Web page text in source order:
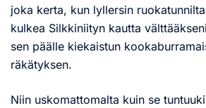
joka kerta, kun lyllersin
kulkea Silkkiniityn kautta
sen päälle kiekaistun
räkätyksen.
Niin uskomattomalta kuin se